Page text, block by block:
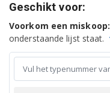
Geschikt voor:
Voorkom een miskoop:
onderstaande lijst staat.